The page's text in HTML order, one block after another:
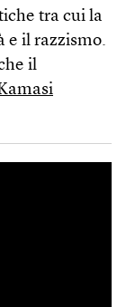
tra cui la
e il razzismo.
il